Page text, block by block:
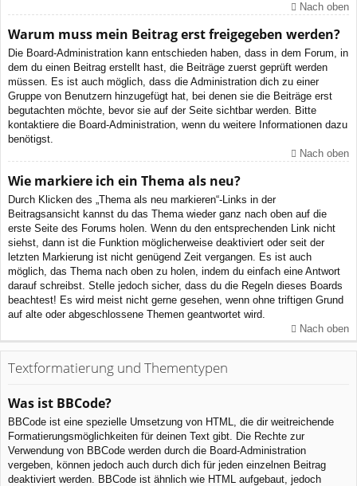
Nach oben
Warum muss mein Beitrag erst freigegeben werden?
Die Board-Administration kann entschieden haben, dass in dem Forum, in
dem du einen Beitrag erstellt hast, die Beiträge zuerst geprüft werden
müssen. Es ist auch möglich, dass die Administration dich zu einer
Gruppe von Benutzern hinzugefügt hat, bei denen sie die Beiträge erst
begutachten möchte, bevor sie auf der Seite sichtbar werden. Bitte
kontaktiere die Board-Administration, wenn du weitere Informationen dazu
benötigst.
Nach oben
Wie markiere ich ein Thema als neu?
Durch Klicken des „Thema als neu markieren“-Links in der
Beitragsansicht kannst du das Thema wieder ganz nach oben auf die
erste Seite des Forums holen. Wenn du den entsprechenden Link nicht
siehst, dann ist die Funktion möglicherweise deaktiviert oder seit der
letzten Markierung ist nicht genügend Zeit vergangen. Es ist auch
möglich, das Thema nach oben zu holen, indem du einfach eine Antwort
darauf schreibst. Stelle jedoch sicher, dass du die Regeln dieses Boards
beachtest! Es wird meist nicht gerne gesehen, wenn ohne triftigen Grund
auf alte oder abgeschlossene Themen geantwortet wird.
Nach oben
Textformatierung und Thementypen
Was ist BBCode?
BBCode ist eine spezielle Umsetzung von HTML, die dir weitreichende
Formatierungsmöglichkeiten für deinen Text gibt. Die Rechte zur
Verwendung von BBCode werden durch die Board-Administration
vergeben, können jedoch auch durch dich für jeden einzelnen Beitrag
deaktiviert werden. BBCode ist ähnlich wie HTML aufgebaut, jedoch